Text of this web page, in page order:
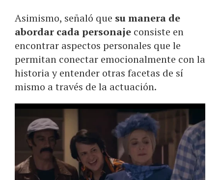
Asimismo, señaló que su manera de
abordar cada personaje consiste en
encontrar aspectos personales que le
permitan conectar emocionalmente con la
historia y entender otras facetas de sí
mismo a través de la actuación.